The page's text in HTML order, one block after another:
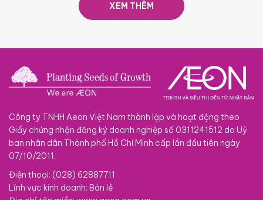
XEM THÊM
Công ty TNHH Aeon Việt Nam thành lập và hoạt động theo
Giấy chứng nhận đăng ký doanh nghiệp số 0311241512 do Uỷ
ban nhân dân Thành phố Hồ Chí Minh cấp lần đầu tiên ngày
07/10/2011.
Điện thoại: (028) 62887711
Lĩnh vực kinh doanh: Bán lẻ